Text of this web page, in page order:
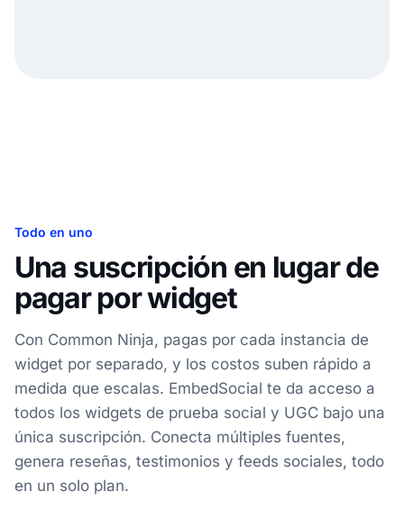
Todo en uno
Una suscripción en lugar de
pagar por widget
Con Common Ninja, pagas por cada instancia de
widget por separado, y los costos suben rápido a
medida que escalas. EmbedSocial te da acceso a
todos los widgets de prueba social y UGC bajo una
única suscripción. Conecta múltiples fuentes,
genera reseñas, testimonios y feeds sociales, todo
en un solo plan.